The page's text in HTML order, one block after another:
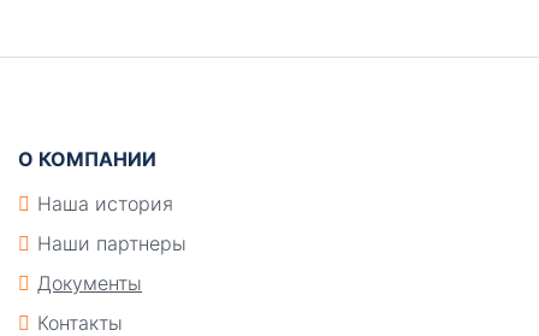
О КОМПАНИИ
Наша история
Наши партнеры
Документы
Контакты